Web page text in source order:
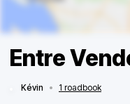
Entre
Kévin • 1 roadbook